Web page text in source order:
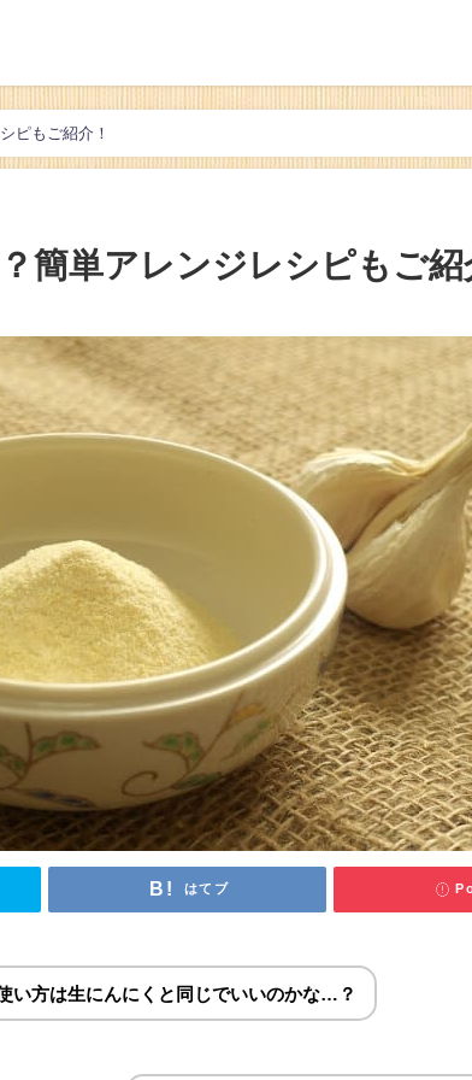
ピもご紹介！
簡単アレンジレシピもご紹